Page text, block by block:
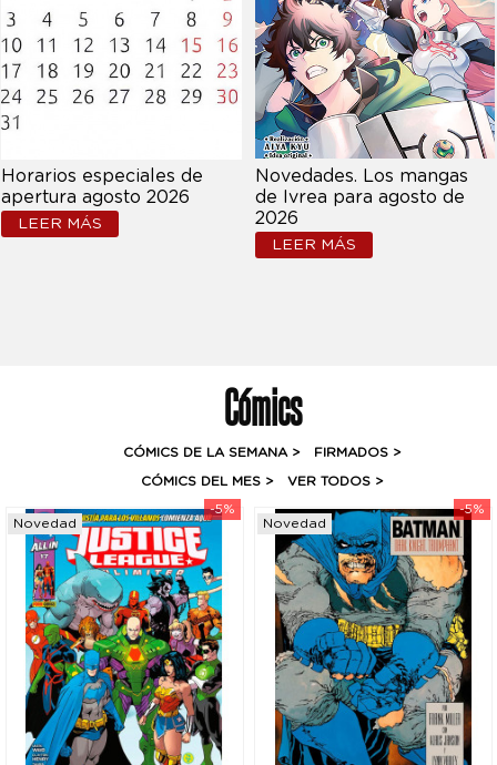
Horarios especiales de
apertura agosto 2026
LEER MÁS
Novedades. Los mangas
de Ivrea para agosto de
2026
LEER MÁS
Cómics
CÓMICS DE LA SEMANA > FIRMADOS >
CÓMICS DEL MES > VER TODOS >
-5%
Novedad
-5%
Novedad